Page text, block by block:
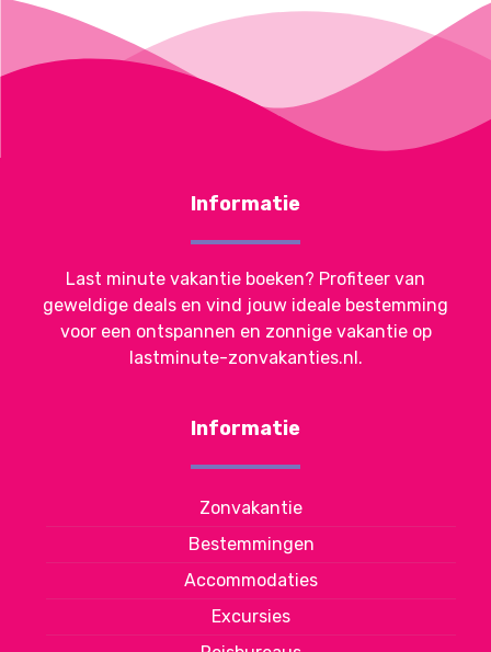
Informatie
Last minute vakantie boeken? Profiteer van
geweldige deals en vind jouw ideale bestemming
voor een ontspannen en zonnige vakantie op
lastminute-zonvakanties.nl.
Informatie
Zonvakantie
Bestemmingen
Accommodaties
Excursies